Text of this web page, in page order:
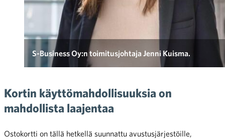
S-Business Oy:n toimitusjohtaja Jenni Kuisma.
Kortin käyttömahdollisuuksia on
mahdollista laajentaa
Ostokortti on tällä hetkellä suunnattu avustusjärjestöille,